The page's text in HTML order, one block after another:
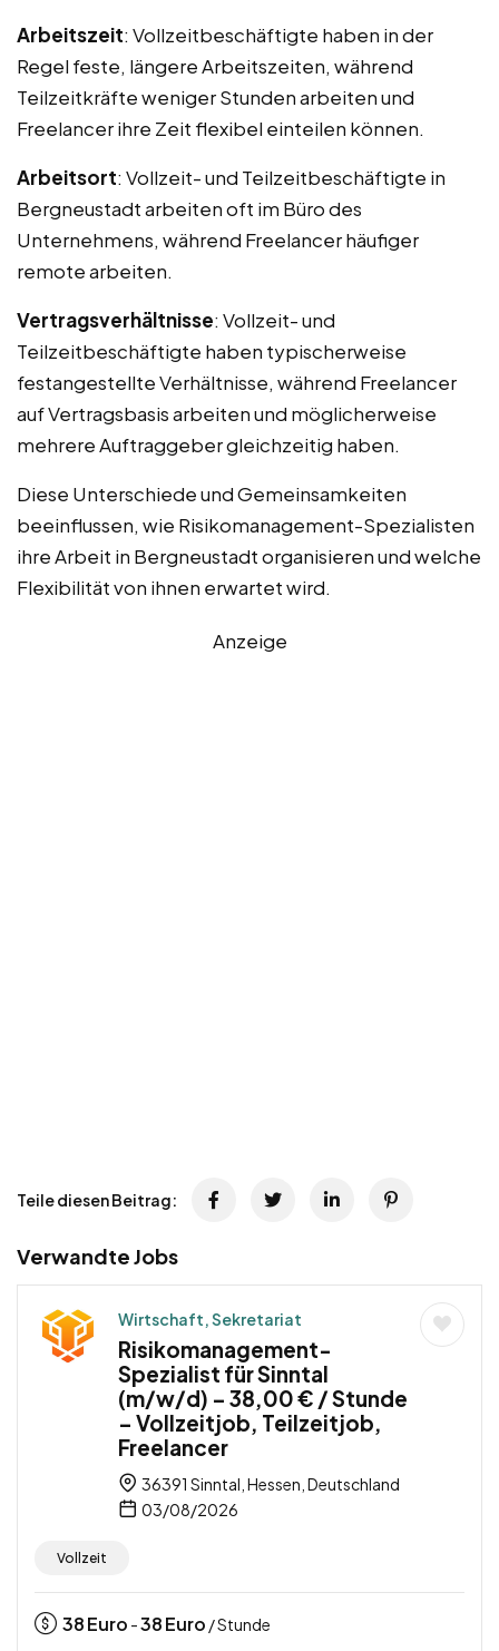
Arbeitszeit: Vollzeitbeschäftigte haben in der
Regel feste, längere Arbeitszeiten, während
Teilzeitkräfte weniger Stunden arbeiten und
Freelancer ihre Zeit flexibel einteilen können.
Arbeitsort: Vollzeit- und Teilzeitbeschäftigte in
Bergneustadt arbeiten oft im Büro des
Unternehmens, während Freelancer häufiger
remote arbeiten.
Vertragsverhältnisse: Vollzeit- und
Teilzeitbeschäftigte haben typischerweise
festangestellte Verhältnisse, während Freelancer
auf Vertragsbasis arbeiten und möglicherweise
mehrere Auftraggeber gleichzeitig haben.
Diese Unterschiede und Gemeinsamkeiten
beeinflussen, wie Risikomanagement-Spezialisten
ihre Arbeit in Bergneustadt organisieren und welche
Flexibilität von ihnen erwartet wird.
Anzeige
Teile diesen Beitrag:
Verwandte Jobs
Wirtschaft, Sekretariat
Risikomanagement-
Spezialist für Sinntal
(m/w/d) – 38,00 € / Stunde
– Vollzeitjob, Teilzeitjob,
Freelancer
36391 Sinntal, Hessen, Deutschland
03/08/2026
Vollzeit
38Euro -38Euro / Stunde